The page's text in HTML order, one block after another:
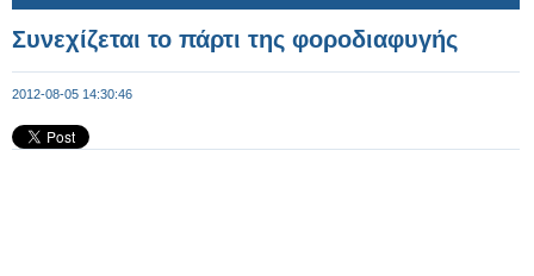
Συνεχίζεται το πάρτι της φοροδιαφυγής
2012-08-05 14:30:46